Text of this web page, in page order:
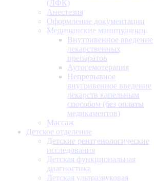
(ЛФК)
Анестезия
Оформление документации
Медицинские манипуляции
Внутривенное введение
лекарственных
препаратов
Аутогемотерапия
Непрерывное
внутривенное введение
лекарств капельным
способом (без оплаты
медикаментов)
Массаж
Детское отделение
Детские рентгенологические
исследования
Детская функциональная
диагностика
Детская ультразвуковая